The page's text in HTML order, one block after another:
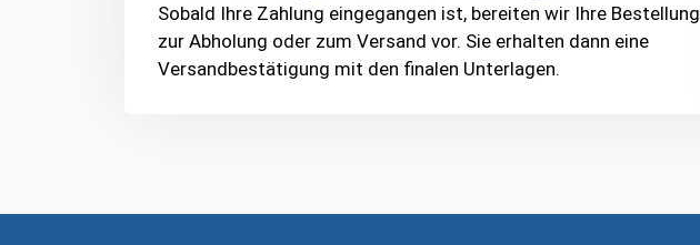
Sobald Ihre Zahlung eingegangen ist, bereiten wir Ihre Bestellung
zur Abholung oder zum Versand vor. Sie erhalten dann eine
Versandbestätigung mit den finalen Unterlagen.